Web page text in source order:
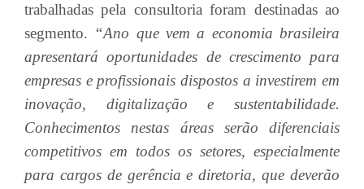
trabalhadas pela consultoria foram destinadas ao
segmento. “Ano que vem a economia brasileira
apresentará oportunidades de crescimento para
empresas e profissionais dispostos a investirem em
inovação, digitalização e sustentabilidade.
Conhecimentos nestas áreas serão diferenciais
competitivos em todos os setores, especialmente
para cargos de gerência e diretoria, que deverão